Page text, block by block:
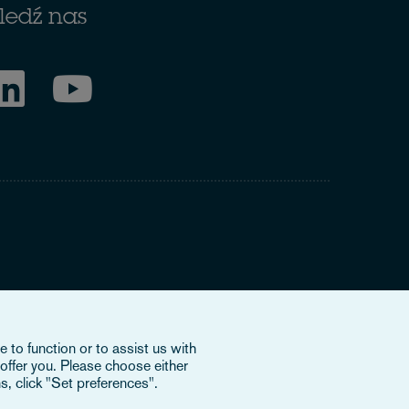
nas
prawnymi i nie posiadają upoważnienia do
lub OCV wobec osób trzecich. Aby dowiedzieć
to function or to assist us with
you. Please choose either
click "Set preferences".